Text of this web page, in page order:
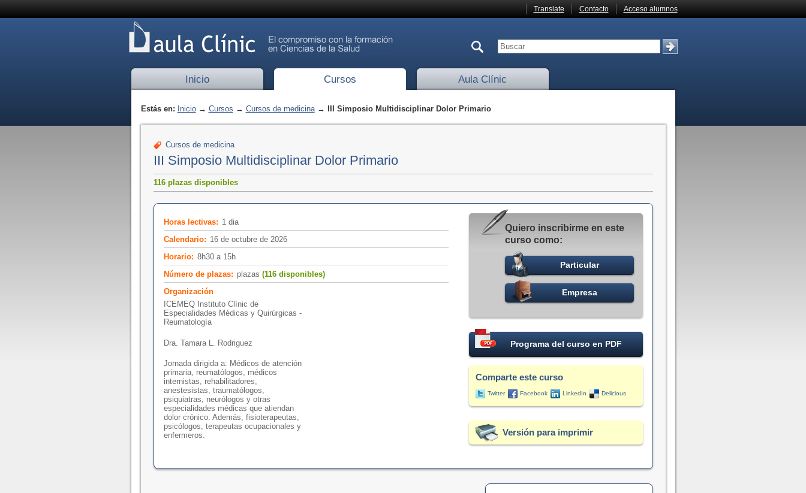
Translate Contacto Acceso alumnos
Inicio Cursos Aula Clínic
Estás en: Inicio→ Cursos → Cursos de medicina→ III Simposio Multidisciplinar Dolor Primario
Cursos de medicina
III Simposio Multidisciplinar Dolor Primario
116 plazas disponibles
Horas lectivas: 1 dia
Calendario: 16 de octubre de 2026
Horario: 8h30 a 15h
Número de plazas: plazas (116 disponibles)
Organización
ICEMEQ Instituto Clínic de
Especialidades Médicas y Quirúrgicas -
Reumatología
Dra. Tamara L. Rodriguez
Jornada dirigida a: Médicos de atención
primaria, reumatólogos, médicos
internistas, rehabilitadores,
anestesistas, traumatólogos,
psiquiatras, neurólogos y otras
especialidades médicas que atiendan
dolor crónico. Además, fisioterapeutas,
psicólogos, terapeutas ocupacionales y
enfermeros.
Quiero inscribirme en este
curso como:
Particular
Empresa
Programa del curso en PDF
Comparte este curso
Twitter Facebook LinkedIn Delicious
Versión para imprimir